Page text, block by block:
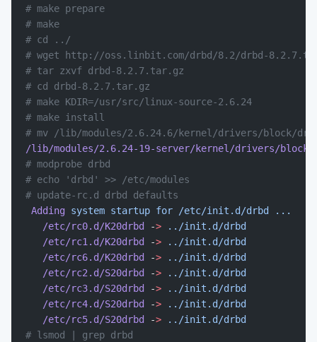
# make prepare
# make
# cd ../
# wget http://oss.linbit.com/drbd/8.2/drbd-
# tar zxvf drbd-8.2.7.tar.gz
# cd drbd-8.2.7.tar.gz
# make KDIR=/usr/src/linux-source-2.6.24
# make install
# mv /lib/modules/2.6.24.6/kernel/drivers/block/
/lib/modules/2.6.24-19-server/kernel/drivers/block/
# modprobe drbd
# echo 'drbd' >> /etc/modules
# update-rc.d drbd defaults
Adding system startup for /etc/init.d/drbd
...
   /etc/rc0.d/K20drbd
-> ../init.d/drbd
   /etc/rc1.d/K20drbd
-> ../init.d/drbd
   /etc/rc6.d/K20drbd
-> ../init.d/drbd
   /etc/rc2.d/S20drbd
-> ../init.d/drbd
   /etc/rc3.d/S20drbd
-> ../init.d/drbd
   /etc/rc4.d/S20drbd
-> ../init.d/drbd
   /etc/rc5.d/S20drbd
-> ../init.d/drbd
# lsmod | grep drbd